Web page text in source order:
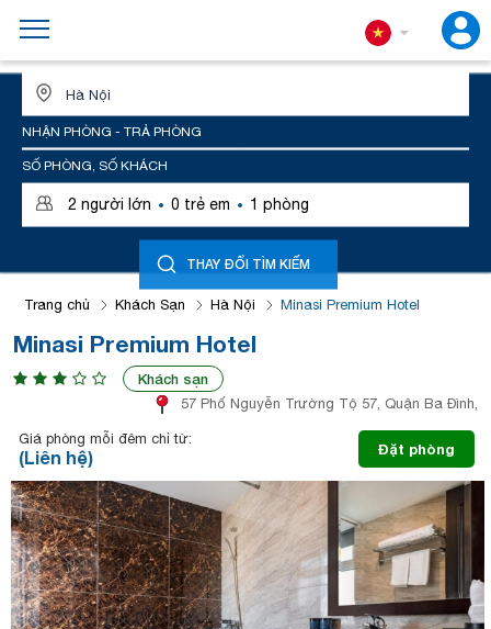
NHẬN PHÒNG - TRẢ PHÒNG
SỐ PHÒNG, SỐ KHÁCH
2 người lớn · 0 trẻ em · 1 phòng
THAY ĐỔI TÌM KIẾM
Trang chủ Khách Sạn Hà Nội Minasi Premium Hotel
Minasi Premium Hotel
Khách sạn
57 Phố Nguyễn Trường Tộ 57, Quận Ba Đình,
Giá phòng mỗi đêm chỉ từ:
(Liên hệ) Đặt phòng